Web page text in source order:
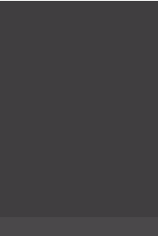
DATENSCHUTZ